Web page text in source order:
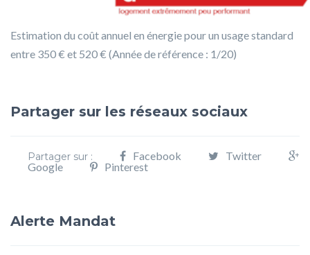
Estimation du coût annuel en énergie pour un usage standard
entre 350 € et 520 € (Année de référence : 1/20)
Partager sur les réseaux sociaux
Partager sur : Facebook
Twitter
Google
Pinterest
Alerte Mandat